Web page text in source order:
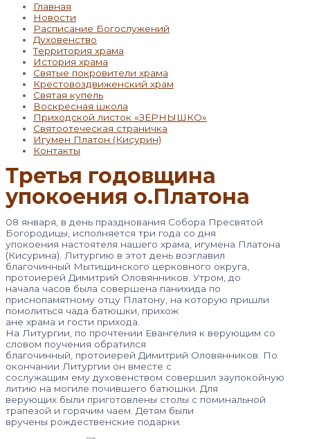
Главная
Новости
Расписание Богослужений
Духовенство
Территория храма
История храма
Святые покровители храма
Крестовоздвиженский храм
Святая купель
Воскресная школа
Приходской листок «ЗЁРНЫШКО»
Святоотеческая страничка
Игумен Платон (Кисурин)
Контакты
Третья годовщина
упокоения о.Платона
08 января, в день празднования Собора Пресвятой
Богородицы, исполняется три года со дня
упокоения настоятеля нашего храма, игумена Платона
(Кисурина). Литургию в этот день возглавил
благочинный Мытищинского церковного округа,
протоиерей Димитрий Оловянников. Утром, до
начала часов была совершена панихида по
приснопамятному отцу Платону, на которую пришли
помолиться чада батюшки, прихож
ане храма и гости прихода.
На Литургии, по прочтении Евангелия к верующим со
словом поучения обратился
благочинный, протоиерей Димитрий Оловянников. По
окончании Литургии он вместе с
сослужащим ему духовенством совершил заупокойную
литию на могиле почившего батюшки. Для
верующих были приготовлены столы с поминальной
трапезой и горячим чаем. Детям были
вручены рождественские подарки.